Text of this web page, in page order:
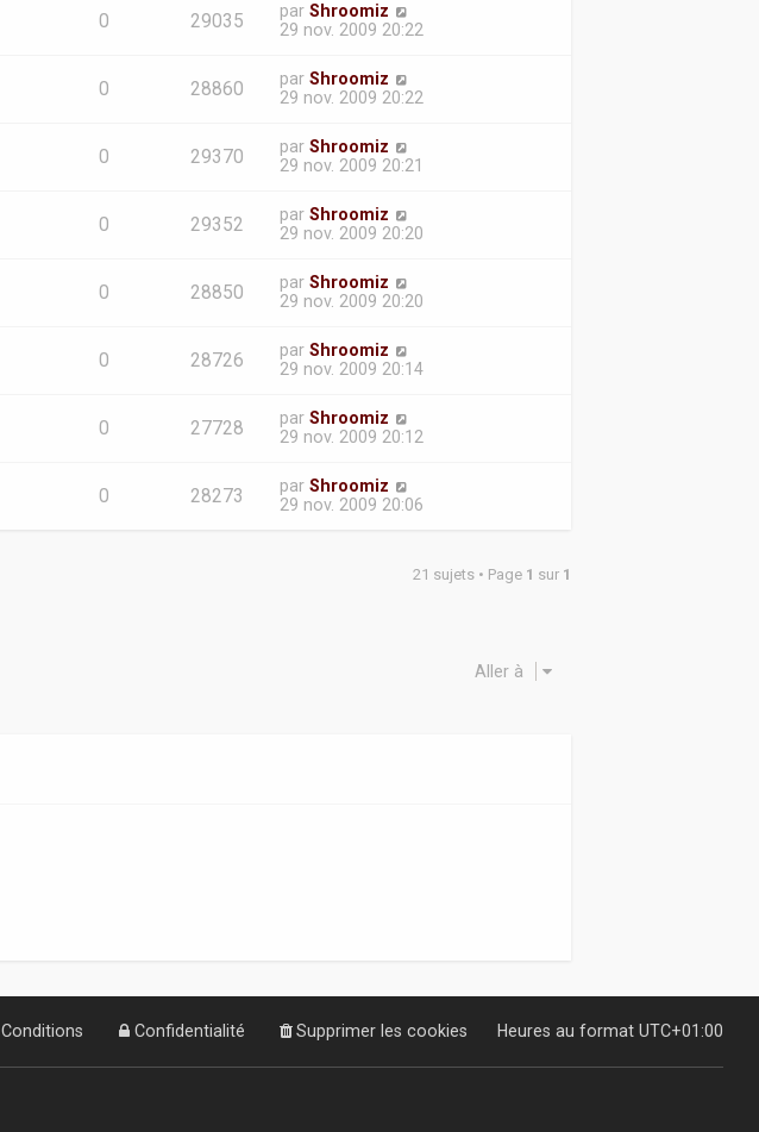
0 29035 par Shroomiz
29 nov. 2009 20:22
0 28860 par Shroomiz
29 nov. 2009 20:22
0 29370 par Shroomiz
29 nov. 2009 20:21
0 29352 par Shroomiz
29 nov. 2009 20:20
0 28850 par Shroomiz
29 nov. 2009 20:20
0 28726 par Shroomiz
29 nov. 2009 20:14
0 27728 par Shroomiz
29 nov. 2009 20:12
0 28273 par Shroomiz
29 nov. 2009 20:06
21 sujets • Page 1 sur 1
Aller à
Heures au format UTC+01:00
Supprimer les cookies
Confidentialité
Conditions